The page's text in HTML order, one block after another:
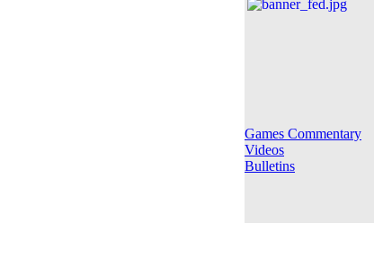
Games Commentary
Videos
Bulletins